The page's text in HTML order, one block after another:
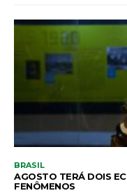
BRASIL
AGOSTO TERÁ DOIS
FENÔMENOS